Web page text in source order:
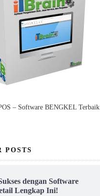
– Software BENGKEL Terbaik
POSTS
dengan Software
Lengkap Ini!